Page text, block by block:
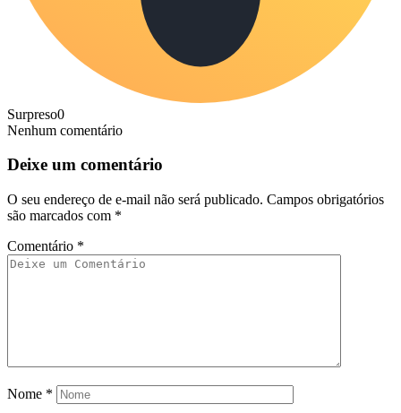
Surpreso0
Nenhum comentário
Deixe um comentário
O seu endereço de e-mail não será publicado. Campos obrigatórios
são marcados com *
Comentário *
Nome *